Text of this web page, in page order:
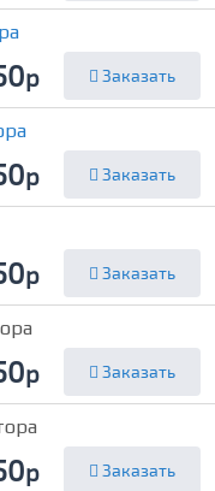
р Заказать
р Заказать
р Заказать
р Заказать
р Заказать